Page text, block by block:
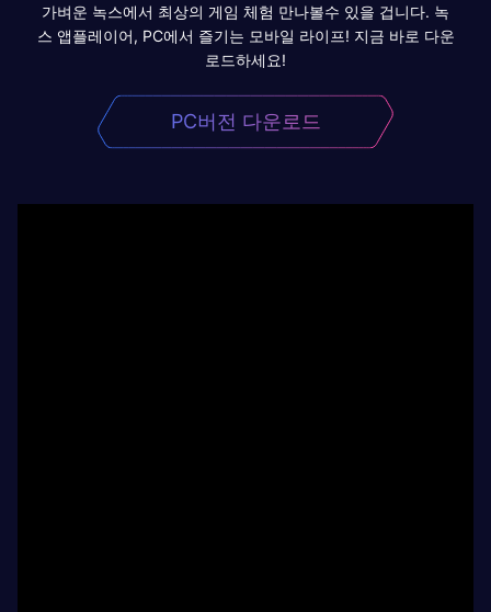
가벼운 녹스에서 최상의 게임 체험 만나볼수 있을 겁니다. 녹
스 앱플레이어, PC에서 즐기는 모바일 라이프! 지금 바로 다운
로드하세요!
PC버전 다운로드